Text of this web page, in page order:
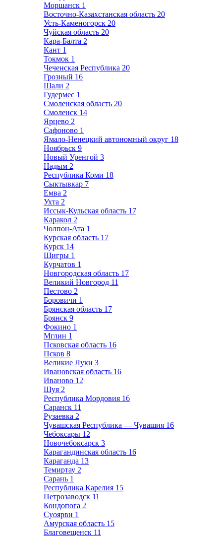
Моршанск 1
Восточно-Казахстанская область 20
Усть-Каменогорск 20
Чуйская область 20
Кара-Балта 2
Кант 1
Токмок 1
Чеченская Республика 20
Грозный 16
Шали 2
Гудермес 1
Смоленская область 20
Смоленск 14
Ярцево 2
Сафоново 1
Ямало-Ненецкий автономный округ 18
Ноябрьск 9
Новый Уренгой 3
Надым 2
Республика Коми 18
Сыктывкар 7
Емва 2
Ухта 2
Иссык-Кульская область 17
Каракол 2
Чолпон-Ата 1
Курская область 17
Курск 14
Щигры 1
Курчатов 1
Новгородская область 17
Великий Новгород 11
Пестово 2
Боровичи 1
Брянская область 17
Брянск 9
Фокино 1
Мглин 1
Псковская область 16
Псков 8
Великие Луки 3
Ивановская область 16
Иваново 12
Шуя 2
Республика Мордовия 16
Саранск 11
Рузаевка 2
Чувашская Республика — Чувашия 16
Чебоксары 12
Новочебоксарск 3
Карагандинская область 16
Караганда 13
Темиртау 2
Сарань 1
Республика Карелия 15
Петрозаводск 11
Кондопога 2
Суоярви 1
Амурская область 15
Благовещенск 11